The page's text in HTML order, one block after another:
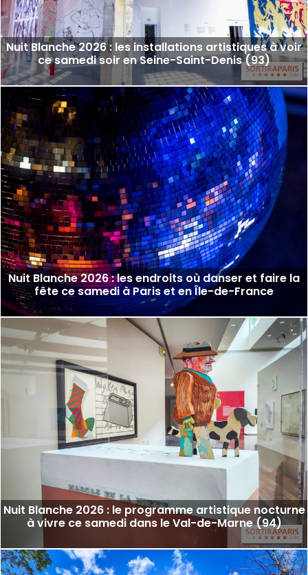
Nuit Blanche 2026 : les installations artistiques à voir
ce samedi soir en Seine-Saint-Denis (93)
Nuit Blanche 2026 : les endroits où danser et faire la
fête ce samedi à Paris et en Île-de-France
Nuit Blanche 2026 : le programme artistique nocturne
à vivre ce samedi dans le Val-de-Marne (94)